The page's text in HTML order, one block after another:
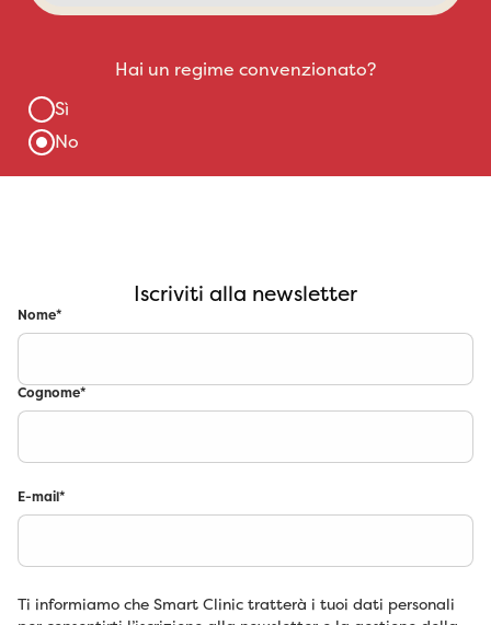
Iscriviti alla newsletter
Nome*
Cognome*
E-mail*
Ti informiamo che Smart Clinic tratterà i tuoi dati personali